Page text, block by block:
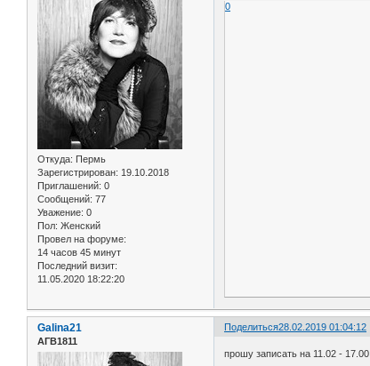
Откуда: Пермь
Зарегистрирован: 19.10.2018
Приглашений: 0
Сообщений: 77
Уважение: 0
Пол: Женский
Провел на форуме:
14 часов 45 минут
Последний визит:
11.05.2020 18:22:20
0
Поделиться28.02.2019 01:04:12
Galina21
АГВ1811
прошу записать на 11.02 - 17.00